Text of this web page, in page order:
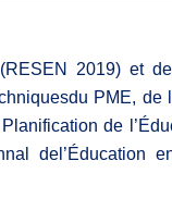
2019) et
PME, de
de
del’Éducation